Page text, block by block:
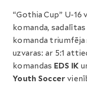
“Gothia Cup” U-16
komanda,
komanda
uzvaras: ar 5:1
komandas EDS IK
Youth Soccer